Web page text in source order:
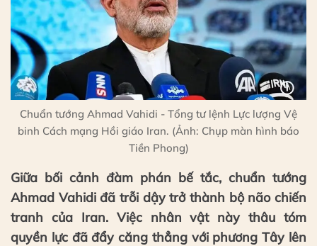
Chuẩn tướng Ahmad Vahidi - Tổng tư lệnh Lực lượng Vệ
binh Cách mạng Hồi giáo Iran. (Ảnh: Chụp màn hình báo
Tiền Phong)
Giữa bối cảnh đàm phán bế tắc, chuẩn tướng
Ahmad Vahidi đã trỗi dậy trở thành bộ não chiến
tranh của Iran. Việc nhân vật này thâu tóm
quyền lực đã đẩy căng thẳng với phương Tây lên